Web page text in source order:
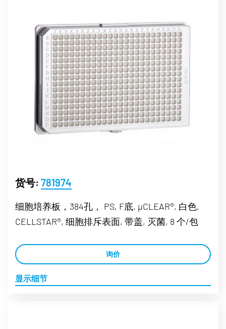
货号: 781974
细胞培养板，384孔， PS, F底, µCLEAR®, 白色,
CELLSTAR®, 细胞排斥表面, 带盖, 灭菌, 8 个/包
询价
显示细节